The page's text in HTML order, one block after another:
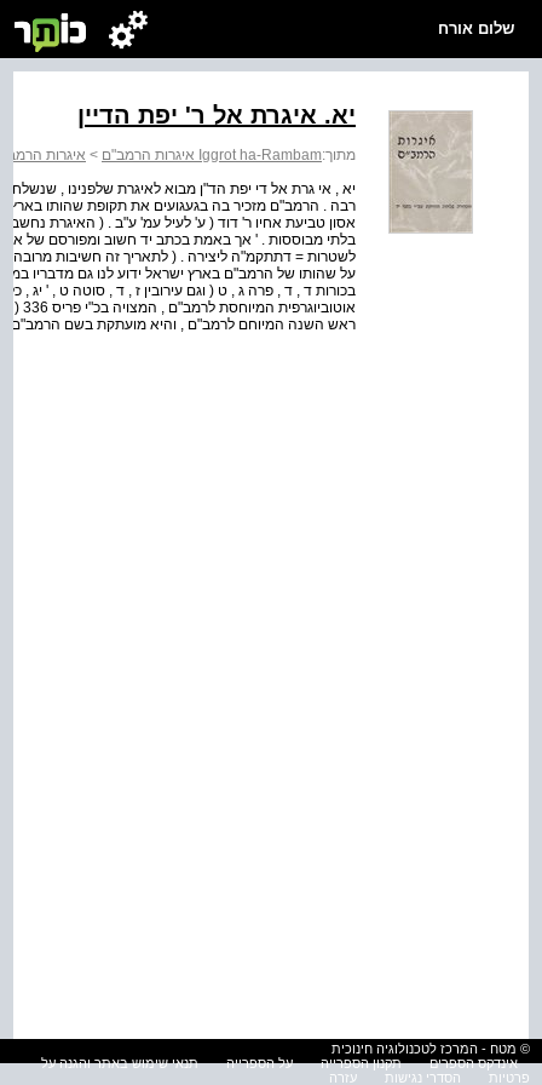
שלום אורח
יא. איגרת אל ר' יפת הדיין
מתוך:Iggrot ha-Rambam איגרות הרמב"ם > איגרות
יא , אי גרת אל די יפת הד"ן מבוא לאיגרת שלפנינו ,
רבה . הרמב"ם מזכיר בה בגעגועים את תקופת שהותו בארץ
אסון טביעת אחיו ר' דוד ( ע' לעיל עמ' ע"ב . ( האיגרת
בלתי מבוססות . ' אך באמת בכתב יד חשוב ומפורסם של
לשטרות = דתתקמ"ה ליצירה . ( לתאריך זה חשיבות מרובה
בכורות ד , ד , פרה ג , ט ( וגם עירובין ז , ד , סוטה ט , ' יג ,
ראש השנה המיוחם לרמב"ם , והיא מועתקת בשם הרמב"ם
© מטח - המרכז לטכנולוגיה חינוכית
אינדקס הספרים
תקנון הספרייה על הספרייה
תנאי שימוש באתר והגנה על
פרטיות
הסדרי נגישות עזרה